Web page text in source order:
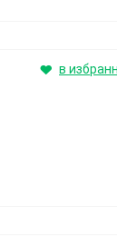
в